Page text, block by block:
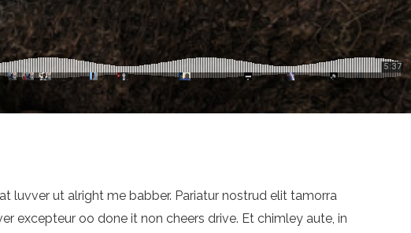
luvver ut alright me babber. Pariatur nostrud elit tamorra
excepteur oo done it non cheers drive. Et chimley aute, in